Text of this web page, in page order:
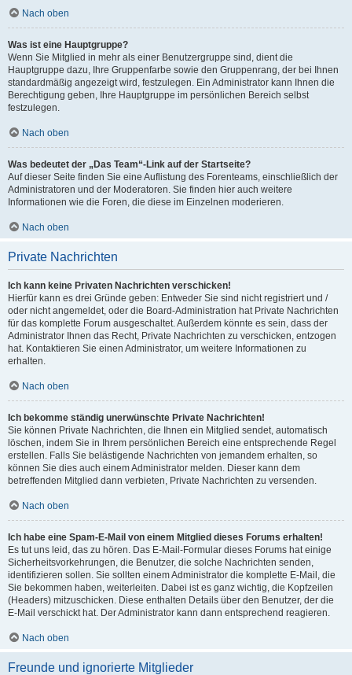
Nach oben
Was ist eine Hauptgruppe?
Wenn Sie Mitglied in mehr als einer Benutzergruppe sind, dient die
Hauptgruppe dazu, Ihre Gruppenfarbe sowie den Gruppenrang, der bei Ihnen
standardmäßig angezeigt wird, festzulegen. Ein Administrator kann Ihnen die
Berechtigung geben, Ihre Hauptgruppe im persönlichen Bereich selbst
festzulegen.
Nach oben
Was bedeutet der „Das Team“-Link auf der Startseite?
Auf dieser Seite finden Sie eine Auflistung des Forenteams, einschließlich der
Administratoren und der Moderatoren. Sie finden hier auch weitere
Informationen wie die Foren, die diese im Einzelnen moderieren.
Nach oben
Private Nachrichten
Ich kann keine Privaten Nachrichten verschicken!
Hierfür kann es drei Gründe geben: Entweder Sie sind nicht registriert und /
oder nicht angemeldet, oder die Board-Administration hat Private Nachrichten
für das komplette Forum ausgeschaltet. Außerdem könnte es sein, dass der
Administrator Ihnen das Recht, Private Nachrichten zu verschicken, entzogen
hat. Kontaktieren Sie einen Administrator, um weitere Informationen zu
erhalten.
Nach oben
Ich bekomme ständig unerwünschte Private Nachrichten!
Sie können Private Nachrichten, die Ihnen ein Mitglied sendet, automatisch
löschen, indem Sie in Ihrem persönlichen Bereich eine entsprechende Regel
erstellen. Falls Sie belästigende Nachrichten von jemandem erhalten, so
können Sie dies auch einem Administrator melden. Dieser kann dem
betreffenden Mitglied dann verbieten, Private Nachrichten zu versenden.
Nach oben
Ich habe eine Spam-E-Mail von einem Mitglied dieses Forums erhalten!
Es tut uns leid, das zu hören. Das E-Mail-Formular dieses Forums hat einige
Sicherheitsvorkehrungen, die Benutzer, die solche Nachrichten senden,
identifizieren sollen. Sie sollten einem Administrator die komplette E-Mail, die
Sie bekommen haben, weiterleiten. Dabei ist es ganz wichtig, die Kopfzeilen
(Headers) mitzuschicken. Diese enthalten Details über den Benutzer, der die
E-Mail verschickt hat. Der Administrator kann dann entsprechend reagieren.
Nach oben
Freunde und ignorierte Mitglieder